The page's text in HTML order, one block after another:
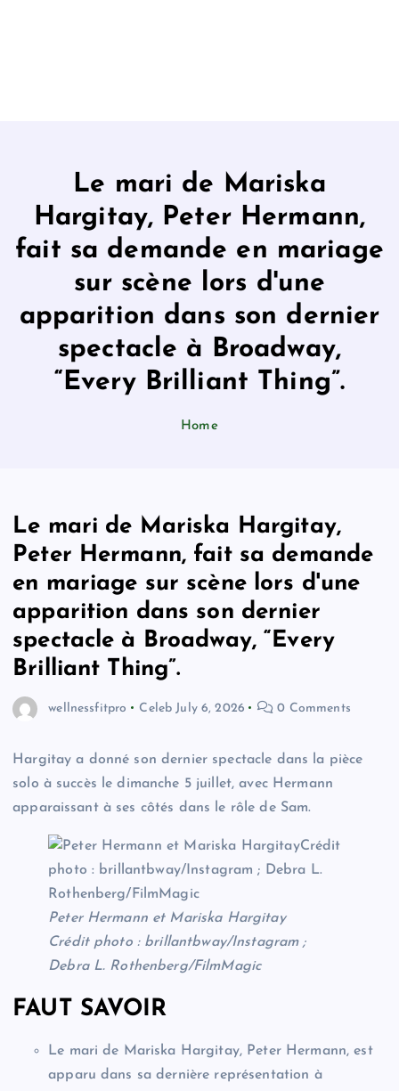
Le mari de Mariska
Hargitay, Peter Hermann,
fait sa demande en mariage
sur scène lors d'une
apparition dans son dernier
spectacle à Broadway,
“Every Brilliant Thing”.
Home
Le mari de Mariska Hargitay,
Peter Hermann, fait sa demande
en mariage sur scène lors d'une
apparition dans son dernier
spectacle à Broadway, “Every
Brilliant Thing”.
wellnessfitpro Celeb July 6, 2026 0 Comments
Hargitay a donné son dernier spectacle dans la pièce
solo à succès le dimanche 5 juillet, avec Hermann
apparaissant à ses côtés dans le rôle de Sam.
Peter Hermann et Mariska Hargitay
Crédit photo : brillantbway/Instagram ;
Debra L. Rothenberg/FilmMagic
FAUT SAVOIR
Le mari de Mariska Hargitay, Peter Hermann, est
apparu dans sa dernière représentation à